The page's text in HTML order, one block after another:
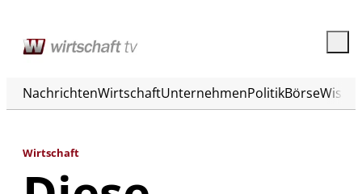
NachrichtenWirtschaftUnternehmenPolitikBörse
Wirtschaft